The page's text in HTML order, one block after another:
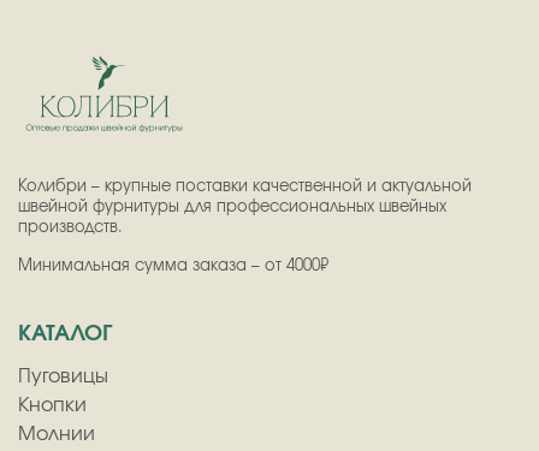
Колибри – крупные поставки качественной и актуальной
швейной фурнитуры для профессиональных швейных
производств.
Минимальная сумма заказа – от 4000₽
КАТАЛОГ
Пуговицы
Кнопки
Молнии